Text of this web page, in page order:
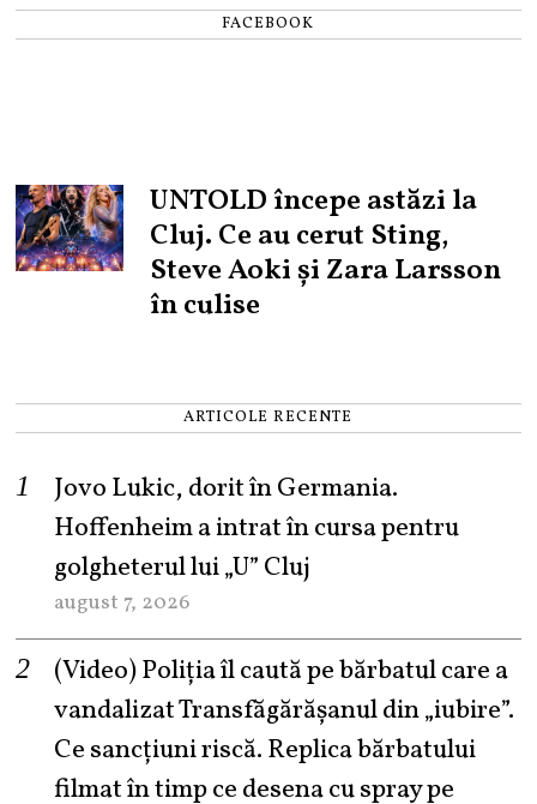
FACEBOOK
UNTOLD începe astăzi la
Cluj. Ce au cerut Sting,
Steve Aoki și Zara Larsson
în culise
ARTICOLE RECENTE
Jovo Lukic, dorit în Germania.
Hoffenheim a intrat în cursa pentru
golgheterul lui „U” Cluj
august 7, 2026
(Video) Poliția îl caută pe bărbatul care a
vandalizat Transfăgărășanul din „iubire”.
Ce sancțiuni riscă. Replica bărbatului
filmat în timp ce desena cu spray pe